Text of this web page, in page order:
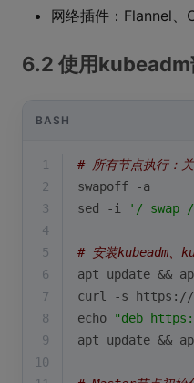
网络插件：Flannel、
6.2 使用kubeadm
BASH
1
# 所有节点执行：
2
swapoff -a
3
sed -i '/ swap
4
5
# 安装kubeadm
6
apt update &&
7
curl -s https://
8
echo
"deb
9
apt update &&
10